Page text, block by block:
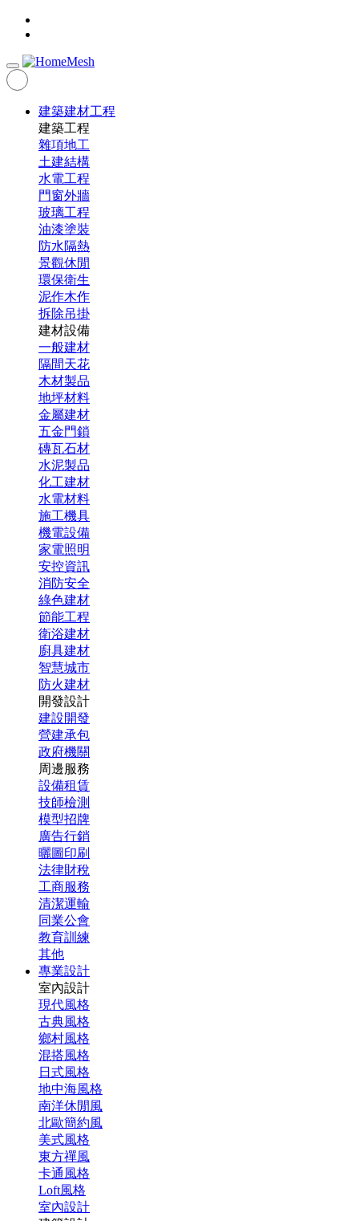
建築建材工程
建築工程
雜項地工
土建結構
水電工程
門窗外牆
玻璃工程
油漆塗裝
防水隔熱
景觀休閒
環保衛生
泥作木作
拆除吊掛
建材設備
一般建材
隔間天花
木材製品
地坪材料
金屬建材
五金門鎖
磚瓦石材
水泥製品
化工建材
水電材料
施工機具
機電設備
家電照明
安控資訊
消防安全
綠色建材
節能工程
衛浴建材
廚具建材
智慧城市
防火建材
開發設計
建設開發
營建承包
政府機關
周邊服務
設備租賃
技師檢測
模型招牌
廣告行銷
曬圖印刷
法律財稅
工商服務
清潔運輸
同業公會
教育訓練
其他
專業設計
室內設計
現代風格
古典風格
鄉村風格
混搭風格
日式風格
地中海風格
南洋休閒風
北歐簡約風
美式風格
東方禪風
卡通風格
Loft風格
室內設計